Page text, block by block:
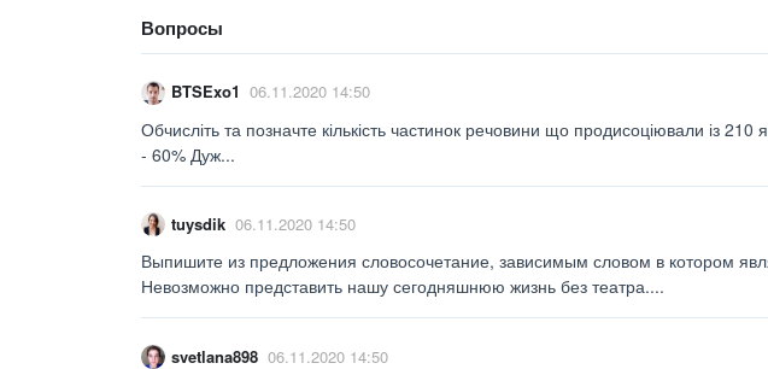
Вопросы
BTSExo1 06.11.2020 14:50
Обчисліть та позначте кількість частинок речовини що продисоціювали із 210
- 60% Дуж...
tuysdik 06.11.2020 14:50
Выпишите из предложения словосочетание, зависимым словом в котором
Невозможно представить нашу сегодняшнюю жизнь без театра....
svetlana898 06.11.2020 14:50